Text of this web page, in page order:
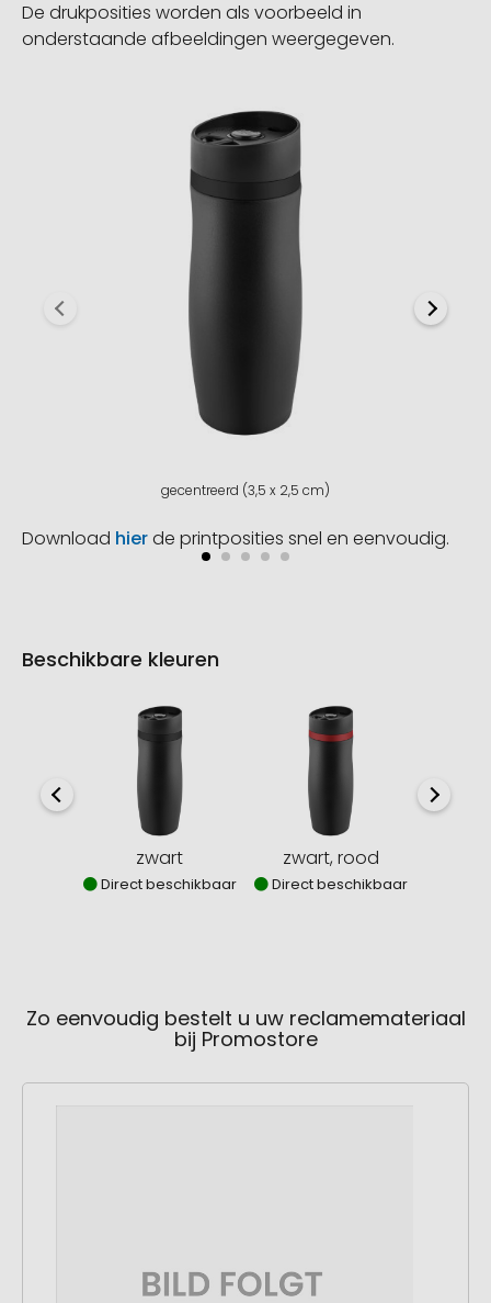
De drukposities worden als voorbeeld in
onderstaande afbeeldingen weergegeven.
gecentreerd (3,5 x 2,5 cm)
Download hierde printposities snel en eenvoudig.
Beschikbare kleuren
zwart
Direct beschikbaar
zwart, rood
Direct beschikbaar
Zo eenvoudig bestelt u uw reclamemateriaal
bij Promostore